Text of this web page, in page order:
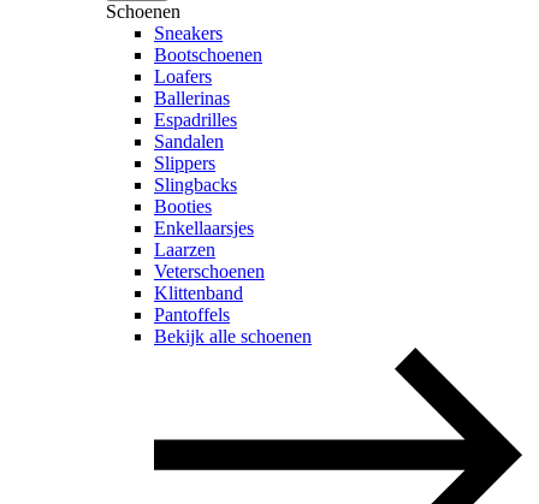
Schoenen
Sneakers
Bootschoenen
Loafers
Ballerinas
Espadrilles
Sandalen
Slippers
Slingbacks
Booties
Enkellaarsjes
Laarzen
Veterschoenen
Klittenband
Pantoffels
Bekijk alle schoenen